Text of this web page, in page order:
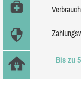
Bis zu